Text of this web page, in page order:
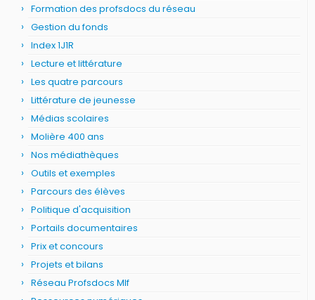
Formation des profsdocs du réseau
Gestion du fonds
Index 1J1R
Lecture et littérature
Les quatre parcours
Littérature de jeunesse
Médias scolaires
Molière 400 ans
Nos médiathèques
Outils et exemples
Parcours des élèves
Politique d'acquisition
Portails documentaires
Prix et concours
Projets et bilans
Réseau Profsdocs Mlf